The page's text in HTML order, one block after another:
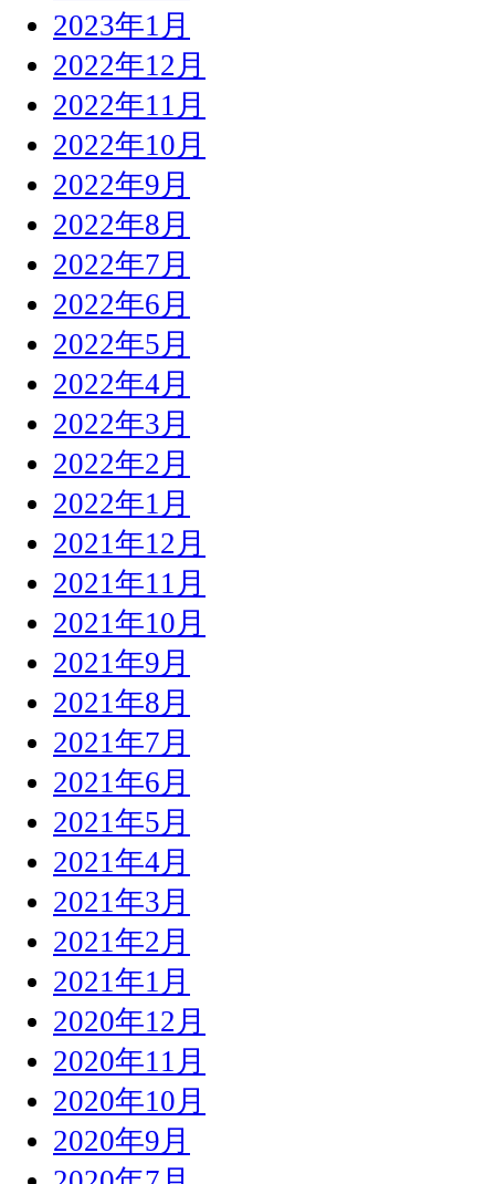
2023年1月
2022年12月
2022年11月
2022年10月
2022年9月
2022年8月
2022年7月
2022年6月
2022年5月
2022年4月
2022年3月
2022年2月
2022年1月
2021年12月
2021年11月
2021年10月
2021年9月
2021年8月
2021年7月
2021年6月
2021年5月
2021年4月
2021年3月
2021年2月
2021年1月
2020年12月
2020年11月
2020年10月
2020年9月